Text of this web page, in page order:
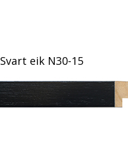
Svart eik N30-15